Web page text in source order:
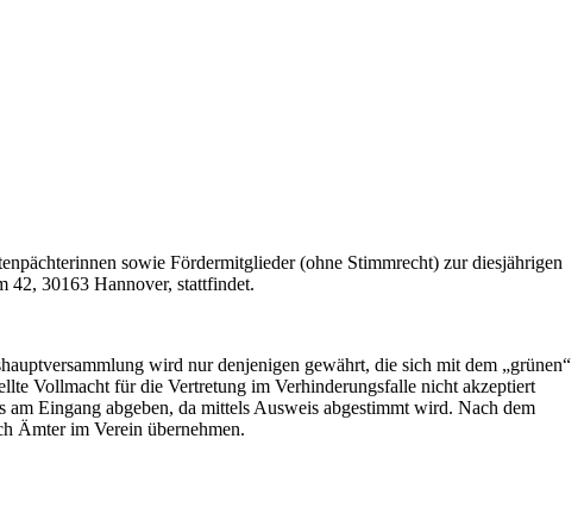
sowie Fördermitglieder (ohne Stimmrecht) zur diesjährigen
42, 30163 Hannover, stattfindet.
wird nur denjenigen gewährt, die sich mit dem „grünen“
Vollmacht für die Vertretung im Verhinderungsfalle nicht akzeptiert
Eingang abgeben, da mittels Ausweis abgestimmt wird. Nach dem
Ämter im Verein übernehmen.